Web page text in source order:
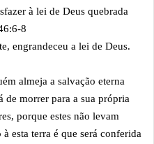
à lei de Deus quebrada
8
engrandeceu a lei de Deus.
almeja a salvação eterna
de morrer para a sua própria
porque estes não levam
esta terra é que será conferida